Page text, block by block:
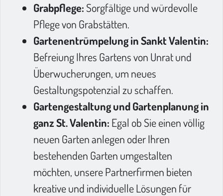
Grabpflege: Sorgfältige und würdevolle
Pflege von Grabstätten.
Gartenentrümpelung in Sankt Valentin:
Befreiung Ihres Gartens von Unrat und
Überwucherungen, um neues
Gestaltungspotenzial zu schaffen.
Gartengestaltung und Gartenplanung in
ganz St. Valentin: Egal ob Sie einen völlig
neuen Garten anlegen oder Ihren
bestehenden Garten umgestalten
möchten, unsere Partnerfirmen bieten
kreative und individuelle Lösungen für